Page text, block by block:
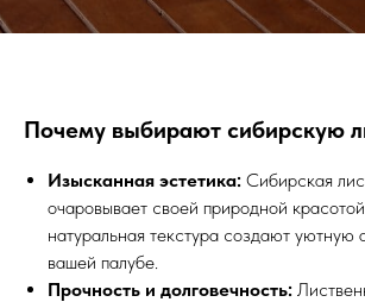
Почему выбирают сибирскую
Изысканная эстетика: Сибирская
очаровывает своей природной
натуральная текстура создают уютную
вашей палубе.
Прочность и долговечность: